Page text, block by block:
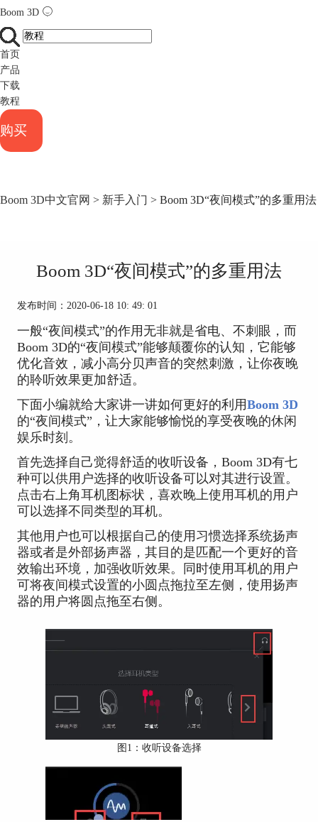
Boom 3D
首页
产品
下载
教程
购买
Boom 3D中文官网 > 新手入门 > Boom 3D“夜间模式”的多重用法
Boom 3D“夜间模式”的多重用法
发布时间：2020-06-18 10: 49: 01
一般“夜间模式”的作用无非就是省电、不刺眼，而
Boom 3D的“夜间模式”能够颠覆你的认知，它能够
优化音效，减小高分贝声音的突然刺激，让你夜晚
的聆听效果更加舒适。
下面小编就给大家讲一讲如何更好的利用Boom 3D
的“夜间模式”，让大家能够愉悦的享受夜晚的休闲
娱乐时刻。
首先选择自己觉得舒适的收听设备，Boom 3D有七
种可以供用户选择的收听设备可以对其进行设置。
点击右上角耳机图标状，喜欢晚上使用耳机的用户
可以选择不同类型的耳机。
其他用户也可以根据自己的使用习惯选择系统扬声
器或者是外部扬声器，其目的是匹配一个更好的音
效输出环境，加强收听效果。同时使用耳机的用户
可将夜间模式设置的小圆点拖拉至左侧，使用扬声
器的用户将圆点拖至右侧。
图1：收听设备选择